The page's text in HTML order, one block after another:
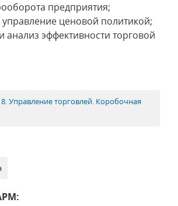
предприятия;
управление ценовой политикой;
анализ эффективности торговой
Управление торговлей. Коробочная